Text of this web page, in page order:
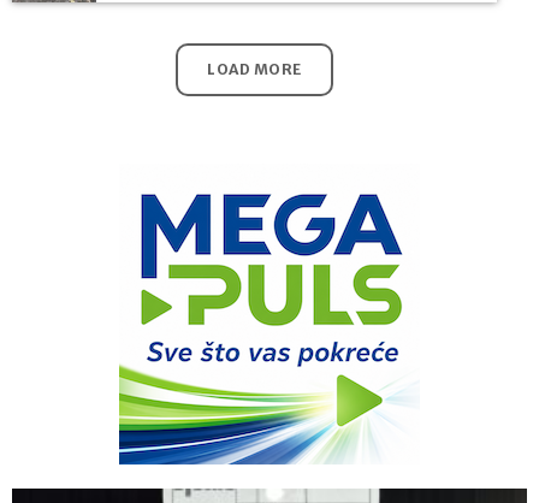
LOAD MORE